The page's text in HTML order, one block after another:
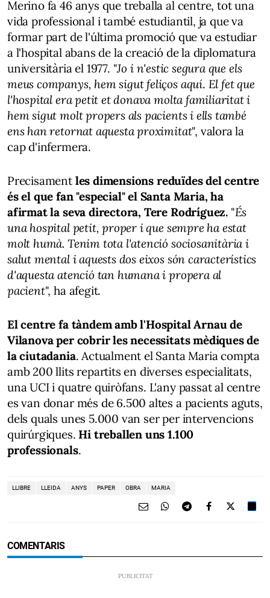
Merino fa 46 anys que treballa al centre, tot una
vida professional i també estudiantil, ja que va
formar part de l'última promoció que va estudiar
a l'hospital abans de la creació de la diplomatura
universitària el 1977. "Jo i n'estic segura que els
meus companys, hem sigut feliços aquí. El fet que
l'hospital era petit et donava molta familiaritat i
hem sigut molt propers als pacients i ells també
ens han retornat aquesta proximitat", valora la
cap d'infermera.
Precisament les dimensions reduïdes del centre
és el que fan "especial" el Santa Maria, ha
afirmat la seva directora, Tere Rodríguez. "És
una hospital petit, proper i que sempre ha estat
molt humà. Tenim tota l'atenció sociosanitària i
salut mental i aquests dos eixos són característics
d'aquesta atenció tan humana i propera al
pacient", ha afegit.
El centre fa tàndem amb l'Hospital Arnau de
Vilanova per cobrir les necessitats mèdiques de
la ciutadania. Actualment el Santa Maria compta
amb 200 llits repartits en diverses especialitats,
una UCI i quatre quiròfans. L'any passat al centre
es van donar més de 6.500 altes a pacients aguts,
dels quals unes 5.000 van ser per intervencions
quirúrgiques. Hi treballen uns 1.100
professionals.
LLIBRE LLEIDA ANYS PAPER OBRA MARIA
COMENTARIS